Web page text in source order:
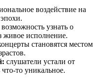
воздействие на
возможность узнать о
живое исполнение.
становятся местом
слушатели устали от
то уникальное.